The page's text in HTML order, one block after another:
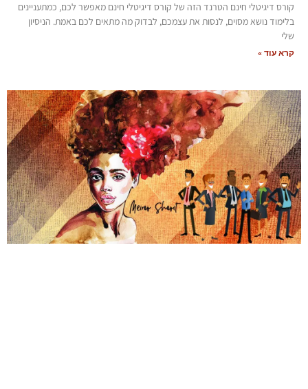
קורס דיגיטלי חינם הטרנד הזה של קורס דיגיטלי חינם מאפשר לכם, כמתעניינים
בלימוד נושא מסוים, לנסות את עצמכם, לבדוק מה מתאים לכם באמת. הניסיון
שלי
קרא עוד »